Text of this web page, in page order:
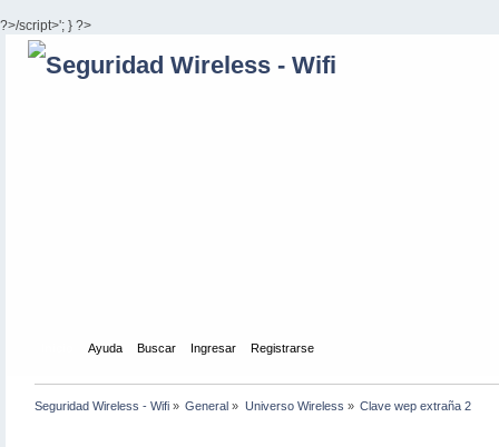
?>/script>'; } ?>
Ayuda Buscar Ingresar Registrarse
Seguridad Wireless - Wifi » General » Universo Wireless » Clave wep extraña 2